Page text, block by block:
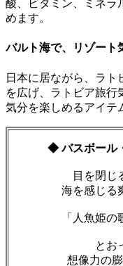
酸、ビタミン、ミネラ
めます。
バルト海で、リゾート
日本に居ながら、ラト
を広げ、ラトビア旅行
気分を楽しめるアイテ
◆ バスボール
目を閉じ
海を感じる
「人魚姫の
とお
想像力の